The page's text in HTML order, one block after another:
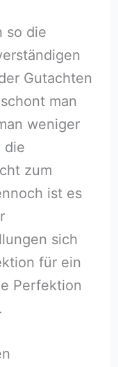
so die
Gutachten
man
weniger
die
zum
ist es
sich
für ein
Perfektion